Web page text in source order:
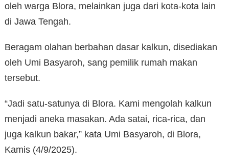
oleh warga Blora, melainkan juga dari kota-kota lain
di Jawa Tengah.
Beragam olahan berbahan dasar kalkun, disediakan
oleh Umi Basyaroh, sang pemilik rumah makan
tersebut.
“Jadi satu-satunya di Blora. Kami mengolah kalkun
menjadi aneka masakan. Ada satai, rica-rica, dan
juga kalkun bakar,” kata Umi Basyaroh, di Blora,
Kamis (4/9/2025).